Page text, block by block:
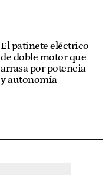
El patinete eléctrico
de doble motor que
arrasa por potencia
y autonomía